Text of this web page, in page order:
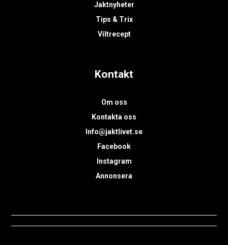
Jaktnyheter
Tips & Trix
Viltrecept
Kontakt
Om oss
Kontakta oss
Info@jaktlivet.se
Facebook
Instagram
Annonsera